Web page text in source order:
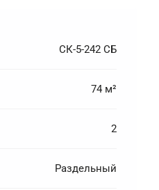
СК-5-242 СБ
74 м²
2
Раздельный